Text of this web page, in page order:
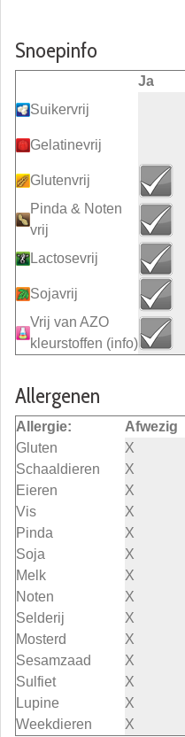
Snoepinfo
Ja
Suikervrij
Gelatinevrij
Glutenvrij
Pinda & Noten
vrij
Lactosevrij
Sojavrij
Vrij van AZO
kleurstoffen (info)
Allergenen
Allergie: Afwezig
Gluten
X
Schaaldieren
X
Eieren
X
Vis
X
Pinda
X
Soja
X
Melk
X
Noten
X
Selderij
X
Mosterd
X
Sesamzaad
X
Sulfiet
X
Lupine
X
Weekdieren
X